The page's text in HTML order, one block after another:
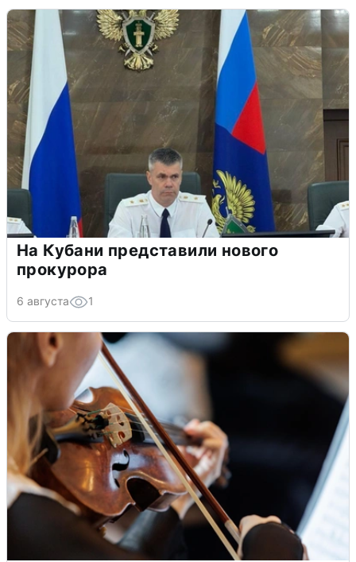
На Кубани представили нового
прокурора
6 августа 1